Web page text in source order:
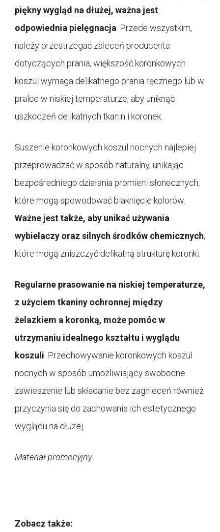
piękny wygląd na dłużej, ważna jest
odpowiednia pielęgnacja . Przede wszystkim,
należy przestrzegać zaleceń producenta
dotyczących prania, większość koronkowych
koszul wymaga delikatnego prania ręcznego lub w
pralce w niskiej temperaturze, aby uniknąć
uszkodzeń delikatnych tkanin i koronek.
Suszenie koronkowych koszul nocnych najlepiej
przeprowadzać w sposób naturalny, unikając
bezpośredniego działania promieni słonecznych,
które mogą spowodować blaknięcie kolorów.
Ważne jest także, aby unikać używania
wybielaczy oraz silnych środków chemicznych,
które mogą zniszczyć delikatną strukturę koronki.
Regularne prasowanie na niskiej temperaturze,
z użyciem tkaniny ochronnej między
żelazkiem a koronką, może pomóc w
utrzymaniu idealnego kształtu i wyglądu
koszuli . Przechowywanie koronkowych koszul
nocnych w sposób umożliwiający swobodne
zawieszenie lub składanie bez zagnieceń również
przyczynia się do zachowania ich estetycznego
wyglądu na dłużej.
Materiał promocyjny
Zobacz także: